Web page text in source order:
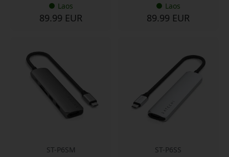
Laos
89.99 EUR
Laos
89.99 EUR
ST-P6SM
ST-P6SS